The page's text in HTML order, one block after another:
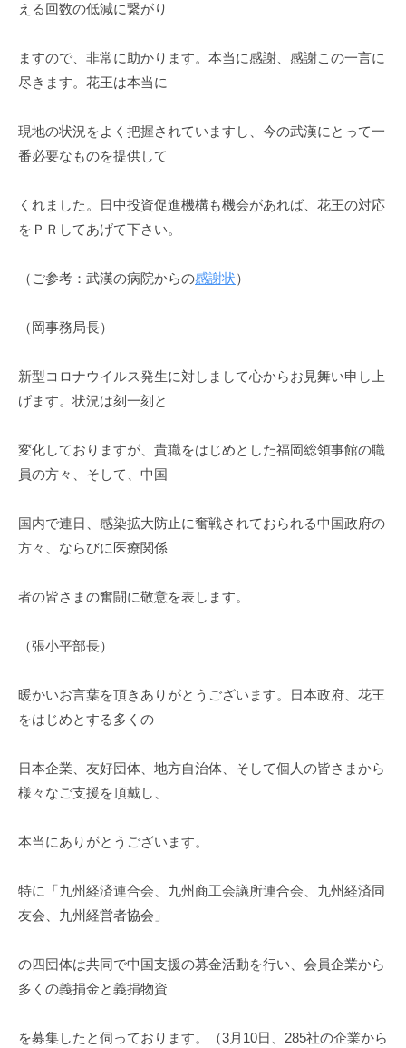
える回数の低減に繋がり
ますので、非常に助かります。本当に感謝、感謝この一言に
尽きます。花王は本当に
現地の状況をよく把握されていますし、今の武漢にとって一
番必要なものを提供して
くれました。日中投資促進機構も機会があれば、花王の対応
をＰＲしてあげて下さい。
（ご参考：武漢の病院からの感謝状）
（岡事務局長）
新型コロナウイルス発生に対しまして心からお見舞い申し上
げます。状況は刻一刻と
変化しておりますが、貴職をはじめとした福岡総領事館の職
員の方々、そして、中国
国内で連日、感染拡大防止に奮戦されておられる中国政府の
方々、ならびに医療関係
者の皆さまの奮闘に敬意を表します。
（張小平部長）
暖かいお言葉を頂きありがとうございます。日本政府、花王
をはじめとする多くの
日本企業、友好団体、地方自治体、そして個人の皆さまから
様々なご支援を頂戴し、
本当にありがとうございます。
特に「九州経済連合会、九州商工会議所連合会、九州経済同
友会、九州経営者協会」
の四団体は共同で中国支援の募金活動を行い、会員企業から
多くの義捐金と義捐物資
を募集したと伺っております。（3月10日、285社の企業から